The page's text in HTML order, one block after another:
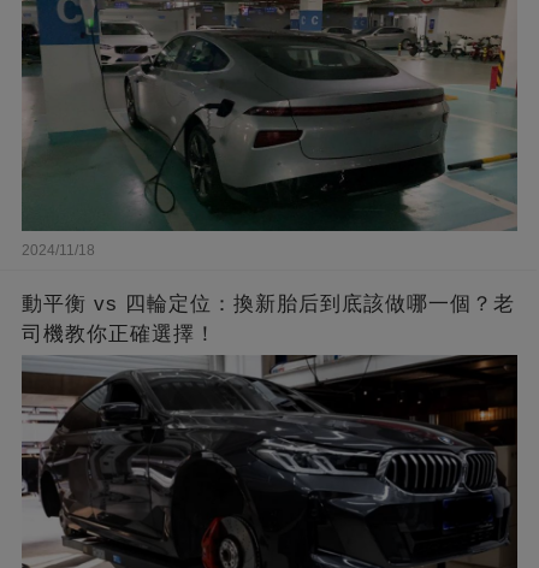
2024/11/18
動平衡 vs 四輪定位：換新胎后到底該做哪一個？老
司機教你正確選擇！